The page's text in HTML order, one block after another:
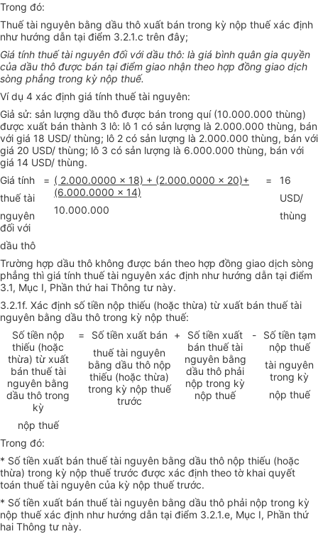
Trong đó:
Thuế tài nguyên bằng dầu thô xuất bán trong kỳ nộp thuế xác định
như hướng dẫn tại điểm 3.2.1.c trên đây;
Giá tính thuế tài nguyên đối với dầu thô: là giá bình quân gia quyền
của dầu thô được bán tại điểm giao nhận theo hợp đồng giao dịch
sòng phẳng trong kỳ nộp thuế.
Ví dụ 4 xác định giá tính thuế tài nguyên:
Giả sử: sản lượng dầu thô được bán trong quí (10.000.000 thùng)
được xuất bán thành 3 lô: lô 1 có sản lượng là 2.000.000 thùng, bán
với giá 18 USD/ thùng; lô 2 có sản lượng là 2.000.000 thùng, bán với
giá 20 USD/ thùng; lô 3 có sản lượng là 6.000.000 thùng, bán với
giá 14 USD/ thùng.
Giá tính
thuế tài
nguyên
đối với
dầu thô
= ( 2.000.0000 x 18) + (2.000.0000 x 20)+
(6.000.0000 x 14)
10.000.000
=
16
USD/
thùng
Trường hợp dầu thô không được bán theo hợp đồng giao dịch sòng
phẳng thì giá tính thuế tài nguyên xác định như hướng dẫn tại điểm
3.1, Mục I, Phần thứ hai Thông tư này.
3.2.1f. Xác định số tiền nộp thiếu (hoặc thừa) từ xuất bán thuế tài
nguyên bằng dầu thô trong kỳ nộp thuế:
Số tiền nộp
thiếu (hoặc
thừa) từ xuất
bán thuế tài
nguyên bằng
dầu thô trong
kỳ
nộp thuế
=
Số tiền xuất bán
thuế tài nguyên
bằng dầu thô nộp
thiếu (hoặc thừa)
trong kỳ nộp thuế
trước
+
Số tiền xuất
bán thuế tài
nguyên bằng
dầu thô phải
nộp trong kỳ
nộp thuế
-
Số tiền tạm
nộp thuế
tài nguyên
trong kỳ
nộp thuế
Trong đó:
* Số tiền xuất bán thuế tài nguyên bằng dầu thô nộp thiếu (hoặc
thừa) trong kỳ nộp thuế trước được xác định theo tờ khai quyết
toán thuế tài nguyên của kỳ nộp thuế trước.
* Số tiền xuất bán thuế tài nguyên bằng dầu thô phải nộp trong kỳ
nộp thuế xác định như hướng dẫn tại điểm 3.2.1.e, Mục I, Phần thứ
hai Thông tư này.